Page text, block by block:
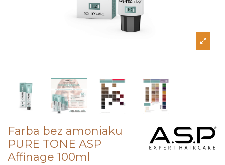
Farba bez amoniaku
PURE TONE ASP
Affinage 100ml